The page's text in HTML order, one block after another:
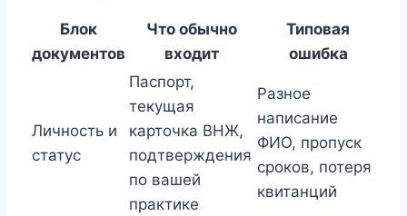
Блок
документов
Что обычно
входит
Типовая
ошибка
Личность и
статус
Паспорт,
текущая
карточка ВНЖ,
подтверждения
по вашей
практике
Разное
написание
ФИО, пропуск
сроков, потеря
квитанций